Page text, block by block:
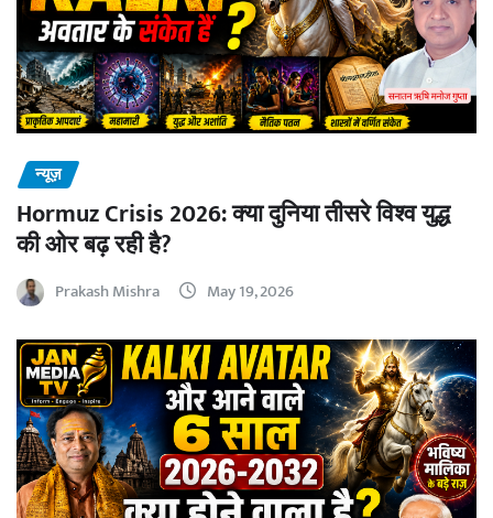
न्यूज़
Hormuz Crisis 2026: क्या दुनिया तीसरे विश्व युद्ध
की ओर बढ़ रही है?
Prakash Mishra May 19, 2026